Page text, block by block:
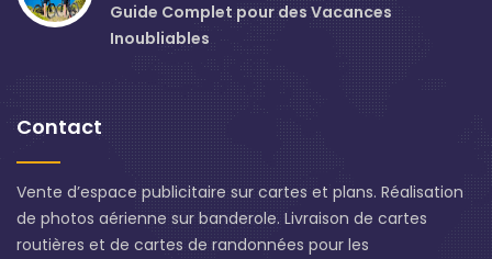
Guide Complet pour des Vacances
Inoubliables
Contact
Vente d’espace publicitaire sur cartes et plans. Réalisation
de photos aérienne sur banderole. Livraison de cartes
routières et de cartes de randonnées pour les